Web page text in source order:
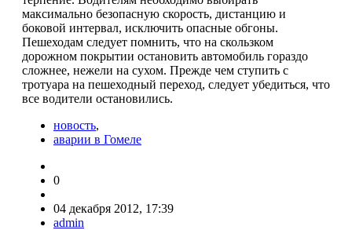
максимально безопасную скорость, дистанцию и
боковой интервал, исключить опасные обгоны.
Пешеходам следует помнить, что на скользком
дорожном покрытии остановить автомобиль гораздо
сложнее, нежели на сухом. Прежде чем ступить с
тротуара на пешеходный переход, следует убедиться, что
все водители остановились.
новость,
аварии в Гомеле
0
04 декабря 2012, 17:39
admin